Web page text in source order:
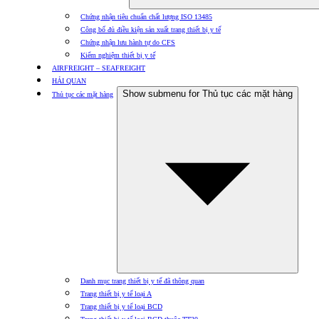
Chứng nhận tiêu chuẩn chất lượng ISO 13485
Công bố đủ điều kiện sản xuất trang thiết bị y tế
Chứng nhận lưu hành tự do CFS
Kiểm nghiệm thiết bị y tế
AIRFREIGHT – SEAFREIGHT
HẢI QUAN
Thủ tục các mặt hàng
Show submenu for Thủ tục các mặt hàng
Danh mục trang thiết bị y tế đã thông quan
Trang thiết bị y tế loại A
Trang thiết bị y tế loại BCD